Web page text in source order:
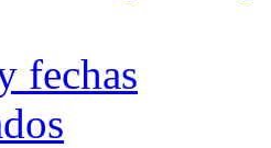
fechas